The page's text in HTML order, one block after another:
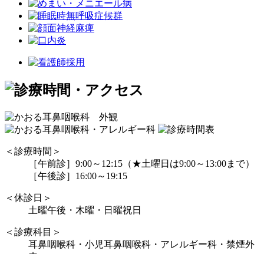
＜診療時間＞
［午前診］9:00～12:15（★土曜日は9:00～13:00まで）
［午後診］16:00～19:15
＜休診日＞
土曜午後・木曜・日曜祝日
＜診療科目＞
耳鼻咽喉科・小児耳鼻咽喉科・アレルギー科・禁煙外